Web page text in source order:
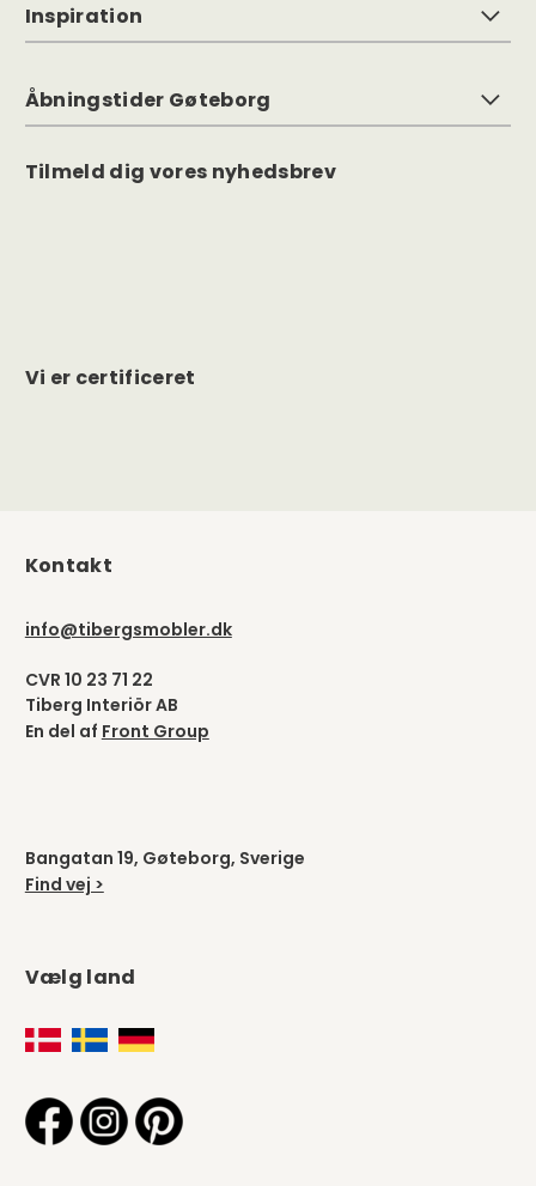
Inspiration
Åbningstider Gøteborg
Tilmeld dig vores nyhedsbrev
Vi er certificeret
Kontakt
info@tibergsmobler.dk
CVR 10 23 71 22
Tiberg Interiör AB
En del af Front Group
Bangatan 19, Gøteborg, Sverige
Find vej >
Vælg land